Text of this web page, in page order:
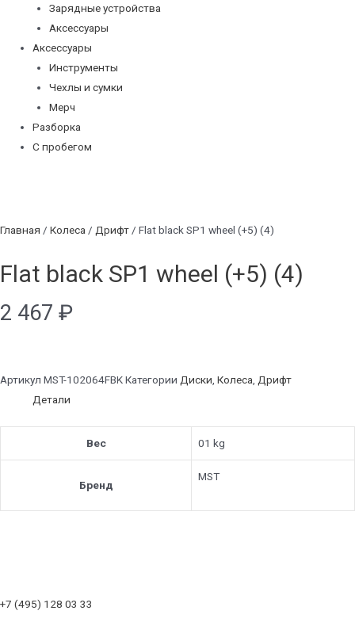
Зарядные устройства
Аксессуары
Аксессуары
Инструменты
Чехлы и сумки
Мерч
Разборка
С пробегом
Главная / Колеса / Дрифт / Flat black SP1 wheel (+5) (4)
Flat black SP1 wheel (+5) (4)
2 467 ₽
Артикул MST-102064FBKКатегории Диски, Колеса, Дрифт
Детали
Вес 01 kg
Бренд
MST
+7 (495) 128 03 33